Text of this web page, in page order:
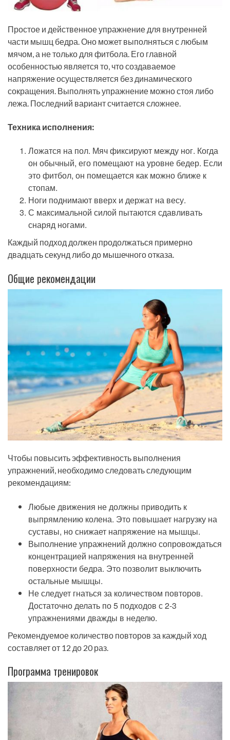
Простое и действенное упражнение для внутренней
части мышц бедра. Оно может выполняться с любым
мячом, а не только для фитбола. Его главной
особенностью является то, что создаваемое
напряжение осуществляется без динамического
сокращения. Выполнять упражнение можно стоя либо
лежа. Последний вариант считается сложнее.
Техника исполнения:
Ложатся на пол. Мяч фиксируют между ног. Когда
он обычный, его помещают на уровне бедер. Если
это фитбол, он помещается как можно ближе к
стопам.
Ноги поднимают вверх и держат на весу.
С максимальной силой пытаются сдавливать
снаряд ногами.
Каждый подход должен продолжаться примерно
двадцать секунд либо до мышечного отказа.
Общие рекомендации
Чтобы повысить эффективность выполнения
упражнений, необходимо следовать следующим
рекомендациям:
Любые движения не должны приводить к
выпрямлению колена. Это повышает нагрузку на
суставы, но снижает напряжение на мышцы.
Выполнение упражнений должно сопровождаться
концентрацией напряжения на внутренней
поверхности бедра. Это позволит выключить
остальные мышцы.
Не следует гнаться за количеством повторов.
Достаточно делать по 5 подходов с 2-3
упражнениями дважды в неделю.
Рекомендуемое количество повторов за каждый ход
составляет от 12 до 20 раз.
Программа тренировок